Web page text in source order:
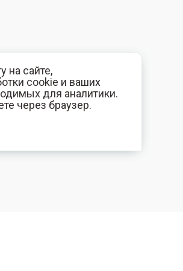
на сайте,
cookie и ваших
для аналитики.
через браузер.